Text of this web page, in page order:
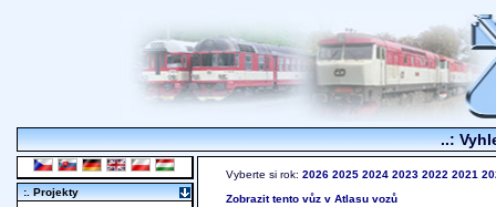
..:
Vyberte si rok: 2026 2025 2024 2023 2022 2021
Zobrazit tento vůz v Atlasu vozů
:. Projekty